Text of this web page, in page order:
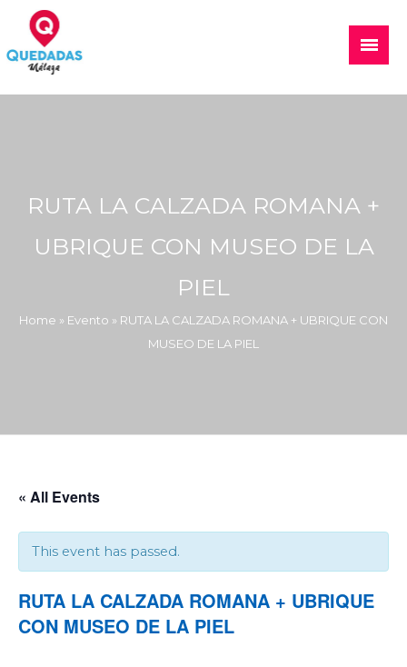
content
Quedadas, excursiones, eventos
Main
Menu
RUTA LA CALZADA ROMANA +
UBRIQUE CON MUSEO DE LA
PIEL
Home » Evento » RUTA LA CALZADA ROMANA + UBRIQUE CON
MUSEO DE LA PIEL
« All Events
This event has passed.
RUTA LA CALZADA ROMANA + UBRIQUE
CON MUSEO DE LA PIEL